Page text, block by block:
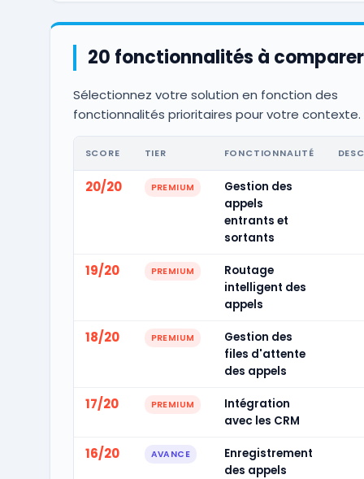
20 fonctionnalités à comparer
Sélectionnez votre solution en fonction des
fonctionnalités prioritaires pour votre contexte.
SCORE TIER FONCTIONNALITÉ
20/20 PREMIUM
Gestion des
appels
entrants et
sortants
19/20 PREMIUM
Routage
intelligent des
appels
18/20 PREMIUM
Gestion des
files d'attente
des appels
17/20 PREMIUM
Intégration
avec les CRM
16/20 AVANCE
Enregistrement
des appels